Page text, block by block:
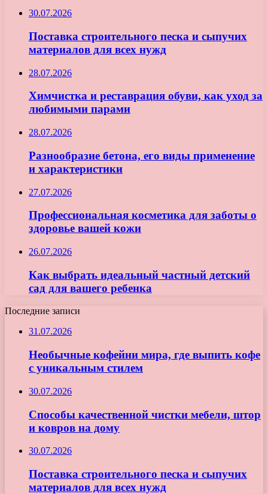
30.07.2026
Поставка строительного песка и сыпучих
материалов для всех нужд
28.07.2026
Химчистка и реставрация обуви, как уход за
любимыми парами
28.07.2026
Разнообразие бетона, его виды применение
и характеристики
27.07.2026
Профессиональная косметика для заботы о
здоровье вашей кожи
26.07.2026
Как выбрать идеальный частный детский
сад для вашего ребенка
Последние записи
31.07.2026
Необычные кофейни мира, где выпить кофе
с уникальным стилем
30.07.2026
Способы качественной чистки мебели, штор
и ковров на дому
30.07.2026
Поставка строительного песка и сыпучих
материалов для всех нужд